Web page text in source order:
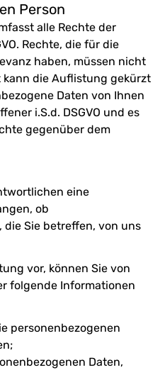
Person
alle Rechte der
Rechte, die für die
haben, müssen nicht
die Auflistung gekürzt
Daten von Ihnen
i.S.d. DSGVO und es
gegenüber dem
eine
ob
die Sie betreffen, von uns
vor, können Sie von
folgende Informationen
personenbezogenen
Daten,